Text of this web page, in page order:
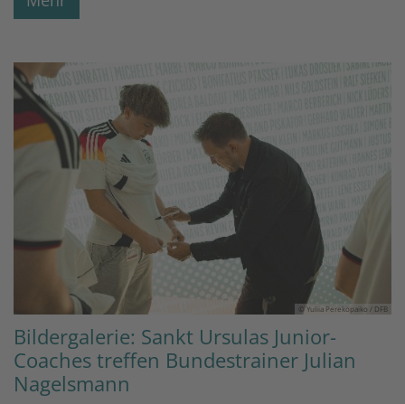
© Yuliia Perekopaiko / DFB
Bildergalerie: Sankt Ursulas Junior-
Coaches treffen Bundestrainer Julian
Nagelsmann